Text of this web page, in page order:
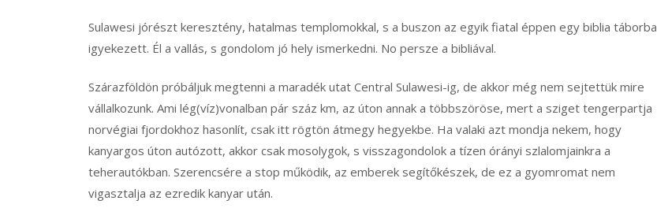
Sulawesi jórészt keresztény, hatalmas templomokkal, s a buszon az egyik fiatal éppen egy biblia táborba
igyekezett. Él a vallás, s gondolom jó hely ismerkedni. No persze a bibliával.
Szárazföldön próbáljuk megtenni a maradék utat Central Sulawesi-ig, de akkor még nem sejtettük mire
vállalkozunk. Ami lég(víz)vonalban pár száz km, az úton annak a többszöröse, mert a sziget tengerpartja
norvégiai fjordokhoz hasonlít, csak itt rögtön átmegy hegyekbe. Ha valaki azt mondja nekem, hogy
kanyargos úton autózott, akkor csak mosolygok, s visszagondolok a tízen órányi szlalomjainkra a
teherautókban. Szerencsére a stop működik, az emberek segítőkészek, de ez a gyomromat nem
vigasztalja az ezredik kanyar után.